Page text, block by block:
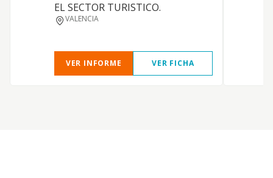
EL SECTOR TURISTICO.
VALENCIA
VER INFORME VER FICHA